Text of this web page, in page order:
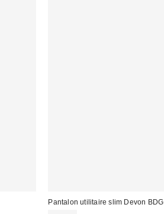
Pantalon utilitaire slim Devon BDG